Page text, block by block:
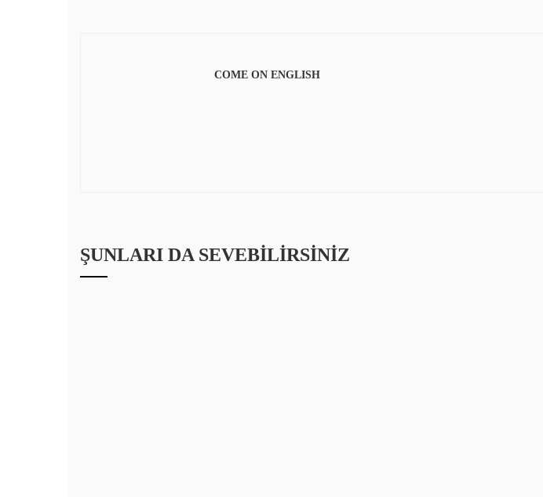
COME ON ENGLISH
ŞUNLARI DA SEVEBILIRSINIZ